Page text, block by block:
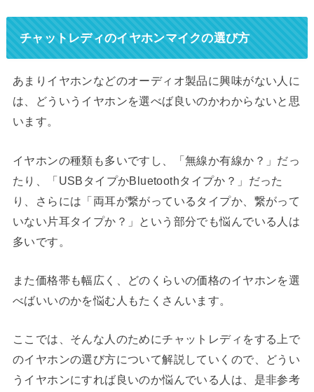
チャットレディのイヤホンマイクの選び方
あまりイヤホンなどのオーディオ製品に興味がない人に
は、どういうイヤホンを選べば良いのかわからないと思
います。
イヤホンの種類も多いですし、「無線か有線か？」だっ
たり、「USBタイプかBluetoothタイプか？」だった
り、さらには「両耳が繋がっているタイプか、繋がって
いない片耳タイプか？」という部分でも悩んでいる人は
多いです。
また価格帯も幅広く、どのくらいの価格のイヤホンを選
べばいいのかを悩む人もたくさんいます。
ここでは、そんな人のためにチャットレディをする上で
のイヤホンの選び方について解説していくので、どうい
うイヤホンにすれば良いのか悩んでいる人は、是非参考